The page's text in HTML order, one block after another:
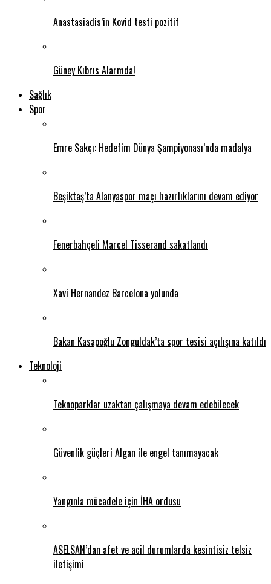
Anastasiadis’in Kovid testi pozitif
Güney Kıbrıs Alarmda!
Sağlık
Spor
Emre Sakçı: Hedefim Dünya Şampiyonası’nda madalya
Beşiktaş’ta Alanyaspor maçı hazırlıklarını devam ediyor
Fenerbahçeli Marcel Tisserand sakatlandı
Xavi Hernandez Barcelona yolunda
Bakan Kasapoğlu Zonguldak’ta spor tesisi açılışına katıldı
Teknoloji
Teknoparklar uzaktan çalışmaya devam edebilecek
Güvenlik güçleri Algan ile engel tanımayacak
Yangınla mücadele için İHA ordusu
ASELSAN’dan afet ve acil durumlarda kesintisiz telsiz
iletişimi